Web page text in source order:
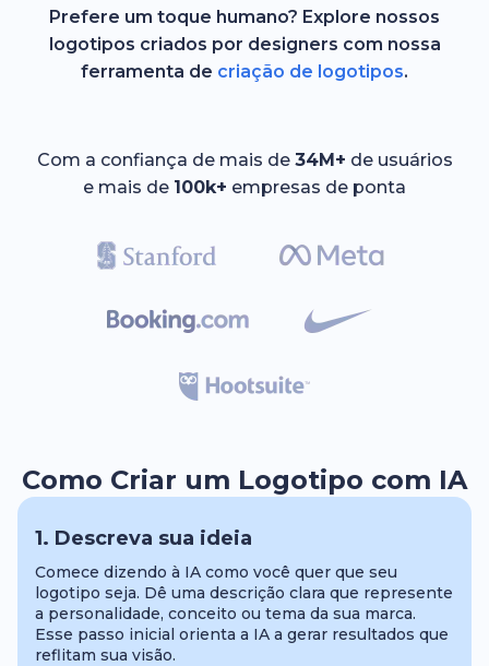
Prefere um toque humano? Explore nossos
logotipos criados por designers com nossa
ferramenta de criação de logotipos.
Com a confiança de mais de 34M+ de usuários
e mais de 100k+ empresas de ponta
Como Criar um Logotipo com IA
1. Descreva sua ideia
Comece dizendo à IA como você quer que seu
logotipo seja. Dê uma descrição clara que represente
a personalidade, conceito ou tema da sua marca.
Esse passo inicial orienta a IA a gerar resultados que
reflitam sua visão.